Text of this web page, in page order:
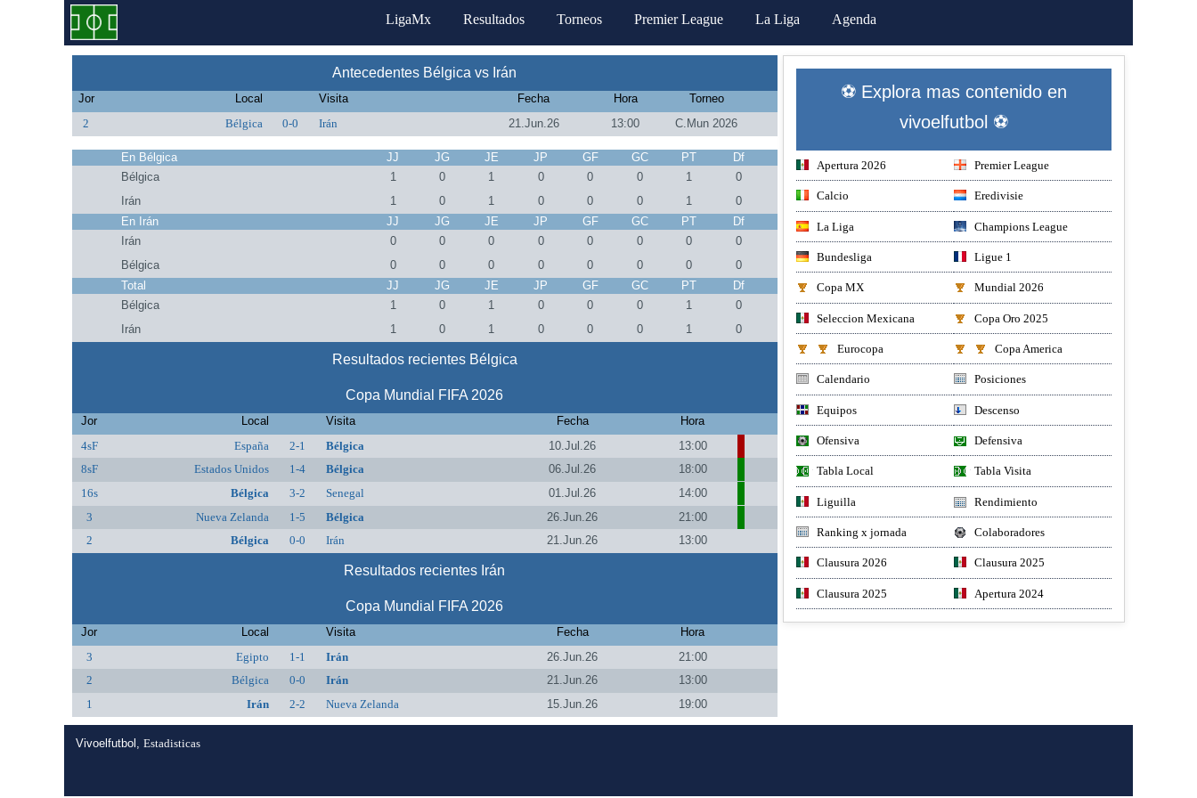
LigaMx Resultados Torneos Premier League La Liga Agenda
Antecedentes Bélgica vs Irán
Jor Local Visita Fecha Hora
Torneo
2
Bélgica 0-0 Irán 21.Jun.26 13:00 C.Mun 2026
En Bélgica JJ JG JE JP GF GC PT
Df
Bélgica
1 0 1 0 0 0 1
0
Irán
1 0 1 0 0 0 1
0
En Irán
JJ JG JE JP GF GC PT
Df
Irán
0 0 0 0 0 0 0
0
Bélgica
0 0 0 0 0 0 0
0
Total
JJ JG JE JP GF GC PT
Df
Bélgica
1 0 1 0 0 0 1
0
Irán
1 0 1 0 0 0 1 0
Resultados recientes Bélgica
Copa Mundial FIFA 2026
Jor Local Visita Fecha
Hora
4sF
España 2-1 Bélgica 10.Jul.26
13:00
8sF
Estados Unidos 1-4 Bélgica 06.Jul.26
18:00
16s
Bélgica 3-2 Senegal 01.Jul.26
14:00
3
Nueva Zelanda 1-5 Bélgica 26.Jun.26
21:00
2
Bélgica 0-0 Irán 21.Jun.26 13:00
Resultados recientes Irán
Copa Mundial FIFA 2026
Jor Local Visita Fecha
Hora
3
Egipto 1-1 Irán 26.Jun.26
21:00
2
Bélgica 0-0 Irán 21.Jun.26
13:00
1
Irán 2-2 Nueva Zelanda 15.Jun.26 19:00
⚽ Explora mas contenido en
vivoelfutbol ⚽
Apertura 2026 Premier League
Calcio Eredivisie
La Liga Champions League
Bundesliga Ligue 1
Copa MX Mundial 2026
Seleccion Mexicana Copa Oro 2025
Eurocopa Copa America
Calendario Posiciones
Equipos Descenso
Ofensiva Defensiva
Tabla Local Tabla Visita
Liguilla Rendimiento
Ranking x jornada Colaboradores
Clausura 2026 Clausura 2025
Clausura 2025 Apertura 2024
Vivoelfutbol,Estadisticas